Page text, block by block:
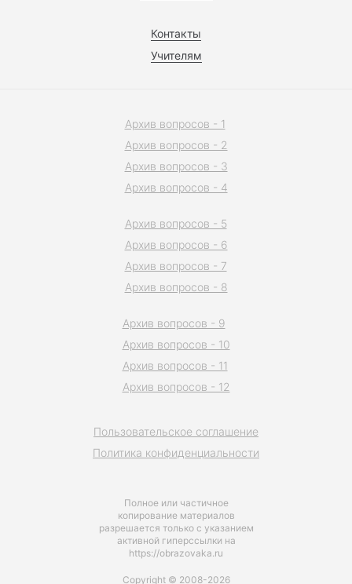
Контакты
Учителям
Полное или частичное
копирование материалов
разрешается только с указанием
активной гиперссылки на
https://obrazovaka.ru
Пользовательское соглашение
Политика конфиденциальности
Архив вопросов - 1
Архив вопросов - 2
Архив вопросов - 3
Архив вопросов - 4
Архив вопросов - 5
Архив вопросов - 6
Архив вопросов - 7
Архив вопросов - 8
Архив вопросов - 9
Архив вопросов - 10
Архив вопросов - 11
Архив вопросов - 12
Copyright © 2008-2026